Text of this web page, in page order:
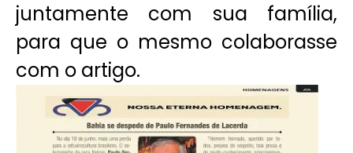
juntamente com sua família,
para que o mesmo colaborasse
com o artigo.